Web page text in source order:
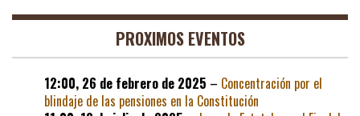
PROXIMOS EVENTOS
12:00, 26 de febrero de 2025 – Concentración por el
blindaje de las pensiones en la Constitución